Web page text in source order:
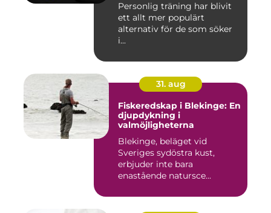
Personlig träning har blivit
ett allt mer populärt
alternativ för de som söker
i...
31. aug
Fiskeredskap i Blekinge: En
djupdykning i
valmöjligheterna
Blekinge, beläget vid
Sveriges sydöstra kust,
erbjuder inte bara
enastående natursce...